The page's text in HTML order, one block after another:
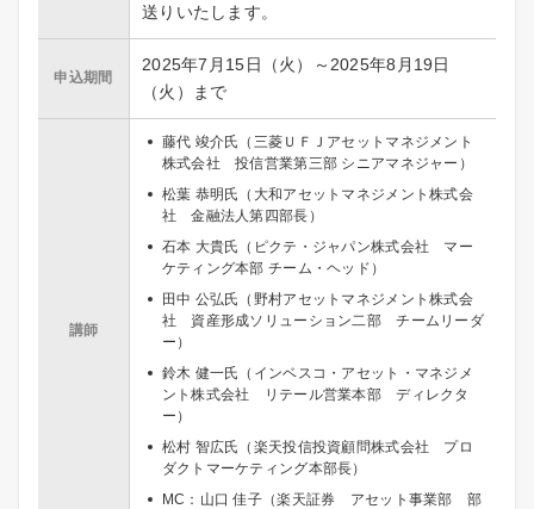
送りいたします。
申込期間
2025年7月15日（火）～2025年8月19日
（火）まで
講師
藤代 竣介氏（三菱ＵＦＪアセットマネジメント
株式会社 投信営業第三部 シニアマネジャー）
松葉 恭明氏（大和アセットマネジメント株式会
社 金融法人第四部長）
石本 大貴氏（ピクテ・ジャパン株式会社 マー
ケティング本部 チーム・ヘッド）
田中 公弘氏（野村アセットマネジメント株式会
社 資産形成ソリューション二部 チームリーダ
ー）
鈴木 健一氏（インベスコ・アセット・マネジメ
ント株式会社 リテール営業本部 ディレクタ
ー）
松村 智広氏（楽天投信投資顧問株式会社 プロ
ダクトマーケティング本部長）
MC：山口 佳子（楽天証券 アセット事業部 部